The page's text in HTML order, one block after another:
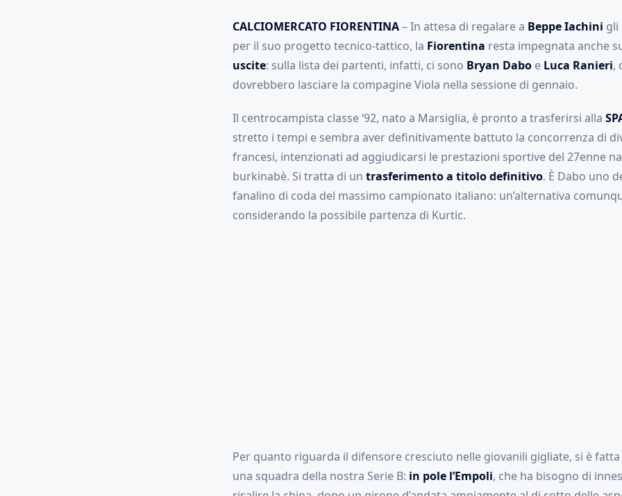
CALCIOMERCATO FIORENTINA– In attesa di regalare a Beppe Iachini gli
per il suo progetto tecnico-tattico, la Fiorentina resta impegnata anche
uscite: sulla lista dei partenti, infatti, ci sono Bryan Daboe Luca Ranieri,
dovrebbero lasciare la compagine Viola nella sessione di gennaio.
Il centrocampista classe ‘92, nato a Marsiglia, è pronto a trasferirsi alla
stretto i tempi e sembra aver definitivamente battuto la concorrenza di
francesi, intenzionati ad aggiudicarsi le prestazioni sportive del 27enne
burkinabè. Si tratta di un trasferimento a titolo definitivo. È Dabo uno
fanalino di coda del massimo campionato italiano: un’alternativa
considerando la possibile partenza di Kurtic.
Per quanto riguarda il difensore cresciuto nelle giovanili gigliate, si è
una squadra della nostra Serie B: in pole l’Empoli, che ha bisogno di